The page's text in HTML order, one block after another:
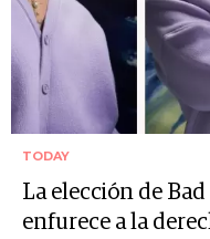
TODAY
La elección de
enfurece a la